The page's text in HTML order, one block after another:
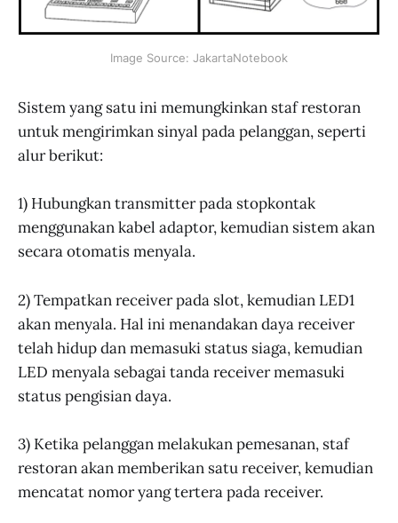
Image Source: JakartaNotebook
Sistem yang satu ini memungkinkan staf restoran
untuk mengirimkan sinyal pada pelanggan, seperti
alur berikut:
1) Hubungkan transmitter pada stopkontak
menggunakan kabel adaptor, kemudian sistem akan
secara otomatis menyala.
2) Tempatkan receiver pada slot, kemudian LED1
akan menyala. Hal ini menandakan daya receiver
telah hidup dan memasuki status siaga, kemudian
LED menyala sebagai tanda receiver memasuki
status pengisian daya.
3) Ketika pelanggan melakukan pemesanan, staf
restoran akan memberikan satu receiver, kemudian
mencatat nomor yang tertera pada receiver.